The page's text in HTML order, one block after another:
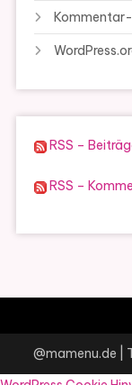
RSS –
RSS –
@mamenu.de